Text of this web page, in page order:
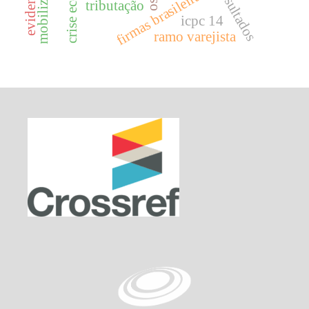
tributaçãofirmas brasileiras.
ramo varejista
icpc 14